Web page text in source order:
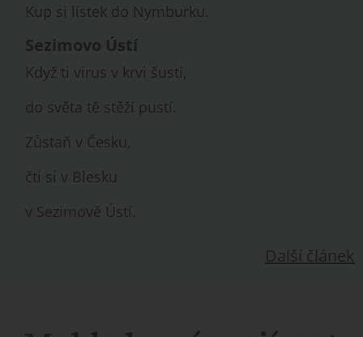
Kup si lístek do Nymburku.
Sezimovo Ústí
Když ti virus v krvi šustí,
do světa tě stěží pustí.
Zůstaň v Česku,
čti si v Blesku
v Sezimově Ústí.
Další článek